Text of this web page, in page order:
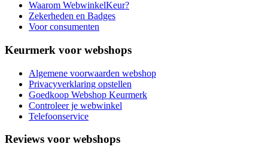
Waarom WebwinkelKeur?
Zekerheden en Badges
Voor consumenten
Keurmerk voor webshops
Algemene voorwaarden webshop
Privacyverklaring opstellen
Goedkoop Webshop Keurmerk
Controleer je webwinkel
Telefoonservice
Reviews voor webshops